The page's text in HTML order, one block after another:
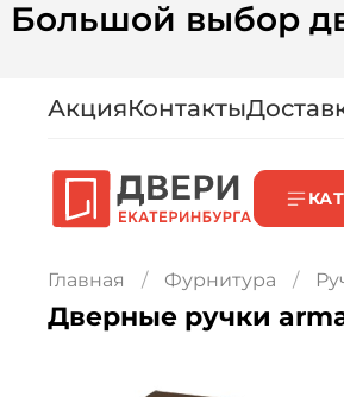
Большой выбор
АкцияКонтакты
Главная Фурнитура
Дверные ручки